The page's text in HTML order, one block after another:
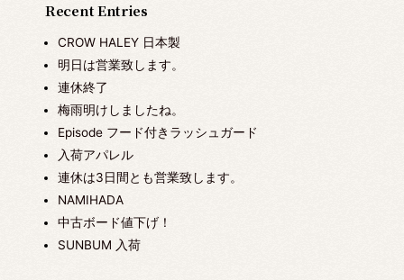
Recent Entries
CROW HALEY 日本製
明日は営業致します。
連休終了
梅雨明けしましたね。
Episode フード付きラッシュガード
入荷アパレル
連休は3日間とも営業致します。
NAMIHADA
中古ボード値下げ！
SUNBUM 入荷